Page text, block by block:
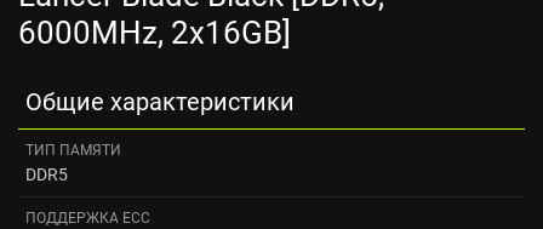
6000MHz, 2x16GB]
Общие характеристики
ТИП ПАМЯТИ
DDR5
ПОДДЕРЖКА ECC